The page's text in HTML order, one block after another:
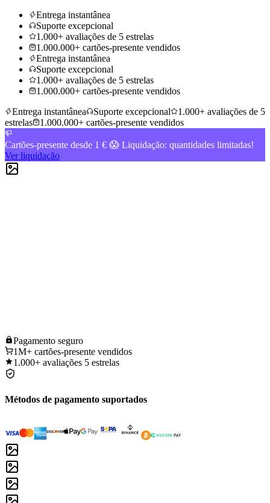
Entrega instantânea
Suporte excepcional
1.000+ avaliações de 5 estrelas
1.000.000+ cartões-presente vendidos
Entrega instantânea
Suporte excepcional
1.000+ avaliações de 5 estrelas
1.000.000+ cartões-presente vendidos
Entrega instantânea
Suporte excepcional
1.000+ avaliações de 5
estrelas
1.000.000+ cartões-presente vendidos
Cartões-presente desde 1 € 😱 Liquidação: quantidades limitadas!
Ver liquidação
Pagamento seguro
1M+ cartões-presente vendidos
1.000+ avaliações 5 estrelas
Métodos de pagamento suportados